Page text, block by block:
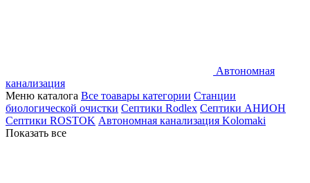
Автономная
канализация
Меню каталога Все тоавары категории Станции
биологической очистки Септики Rodlex Септики АНИОН
Септики ROSTOK Автономная канализация Kolomaki
Показать все